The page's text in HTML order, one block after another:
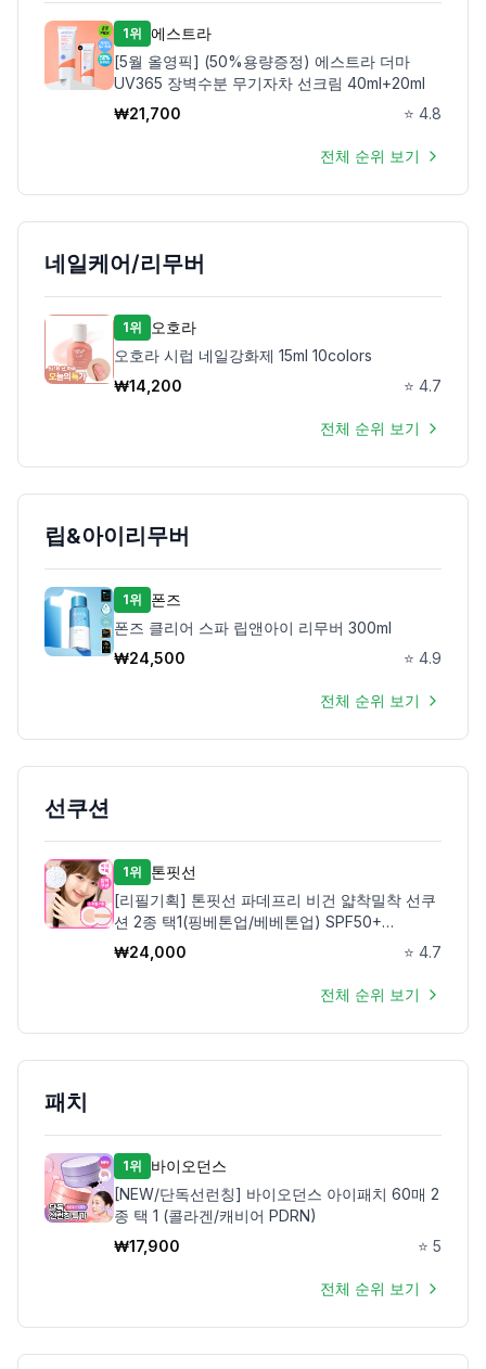
1위 에스트라
[5월 올영픽] (50%용량증정) 에스트라 더마
UV365 장벽수분 무기자차 선크림 40ml+20ml
₩21,700 ⭐ 4.8
전체 순위 보기
네일케어/리무버
1위
오호라
오호라 시럽 네일강화제 15ml 10colors
₩14,200 ⭐ 4.7
전체 순위 보기
립&아이리무버
1위
폰즈
폰즈 클리어 스파 립앤아이 리무버 300ml
₩24,500 ⭐ 4.9
전체 순위 보기
선쿠션
1위
톤핏선
[리필기획] 톤핏선 파데프리 비건 얇착밀착 선쿠
션 2종 택1(핑베톤업/베베톤업) SPF50+
PA++++
₩24,000 ⭐ 4.7
전체 순위 보기
패치
1위
바이오던스
[NEW/단독선런칭] 바이오던스 아이패치 60매 2
종 택 1 (콜라겐/캐비어 PDRN)
₩17,900 ⭐ 5
전체 순위 보기